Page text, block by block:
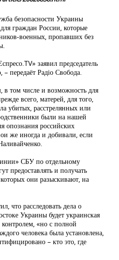
безопасности Украины
граждан России, которые
военных, пропавших без
заявил председатель
передаёт Радіо Свобода.
том числе и возможность для
всего, матерей, для того,
убитых, расстрелянных или
были на нашей
опознания российских
же иногда и добивали, если
СБУ по отдельному
предоставлять и получать
они разыскивают, на
что расследовать дела о
Украины будет украинская
«но с полной
человека была установлена,
– кто это, где